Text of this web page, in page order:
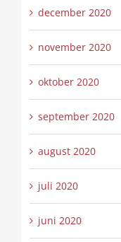
december 2020
november 2020
oktober 2020
september 2020
august 2020
juli 2020
juni 2020